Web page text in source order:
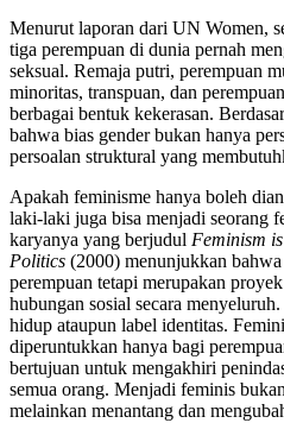
Menurut laporan dari UN Women,
tiga perempuan di dunia pernah
seksual. Remaja putri, perempuan
minoritas, transpuan, dan
berbagai bentuk kekerasan.
bahwa bias gender bukan hanya
persoalan struktural yang
Apakah feminisme hanya boleh
laki-laki juga bisa menjadi seorang
karyanya yang berjudul Feminism
Politics (2000) menunjukkan
perempuan tetapi merupakan
hubungan sosial secara
hidup ataupun label identitas.
diperuntukkan hanya bagi
bertujuan untuk mengakhiri
semua orang. Menjadi feminis
melainkan menantang dan